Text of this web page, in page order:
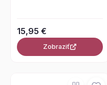
15,95 €
Zobraziť